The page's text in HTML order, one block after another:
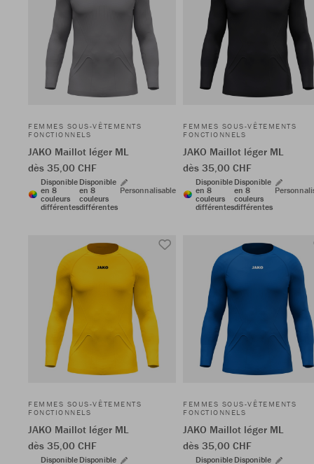
FEMMES SOUS-VÊTEMENTS
FONCTIONNELS
JAKO Maillot léger ML
dès 35,00 CHF
Disponible
en 8
couleurs
différentes
Disponible
en 8
couleurs
différentes
Personnalisable
FEMMES SOUS-VÊTEMENTS
FONCTIONNELS
JAKO Maillot léger ML
dès 35,00 CHF
Disponible
en 8
couleurs
différentes
Disponible
en 8
couleurs
différentes
FEMMES SOUS-VÊTEMENTS
FONCTIONNELS
JAKO Maillot léger ML
dès 35,00 CHF
Disponible Disponible
FEMMES SOUS-VÊTEMENTS
FONCTIONNELS
JAKO Maillot léger ML
dès 35,00 CHF
Disponible Disponible